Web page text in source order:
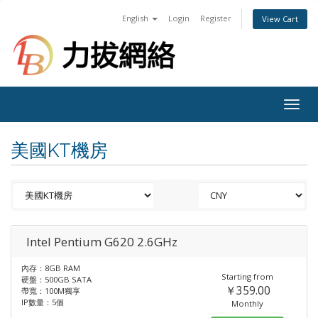
English Login Register View Cart
美國KT機房
Intel Pentium G620 2.6GHz
內存：8GB RAM
硬盤：500GB SATA
帶寬：100M獨享
IP數量：5個
Starting from
￥359.00
Monthly